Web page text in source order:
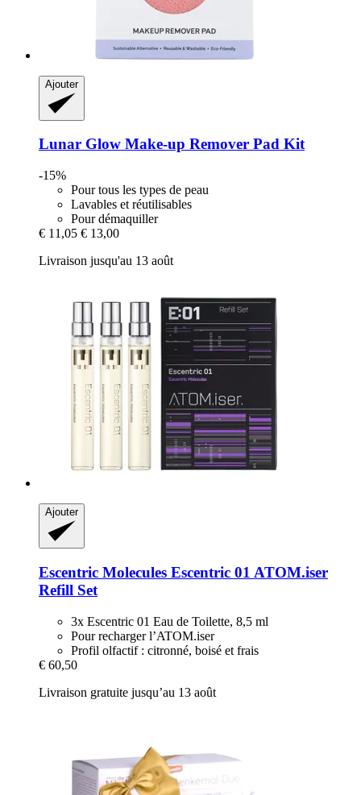
Ajouter
Lunar Glow Make-​up Remover Pad Kit
-15%
Pour tous les types de peau
Lavables et réutilisables
Pour démaquiller
€ 11,05 € 13,00
Livraison jusqu'au 13 août
Ajouter
Escentric Molecules Escentric 01 ATOM.iser
Refill Set
3x Escentric 01 Eau de Toilette, 8,5 ml
Pour recharger l’ATOM.iser
Profil olfactif : citronné, boisé et frais
€ 60,50
Livraison gratuite jusqu’au 13 août